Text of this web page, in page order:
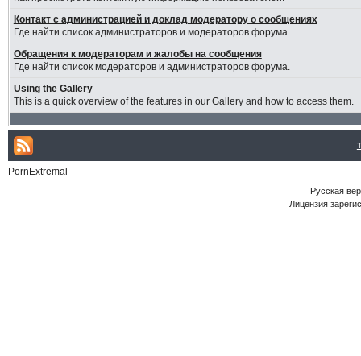
Контакт с администрацией и доклад модератору о сообщениях
Где найти список администраторов и модераторов форума.
Обращения к модераторам и жалобы на сообщения
Где найти список модераторов и администраторов форума.
Using the Gallery
This is a quick overview of the features in our Gallery and how to access them.
PornExtremal
Русская
Лицензия